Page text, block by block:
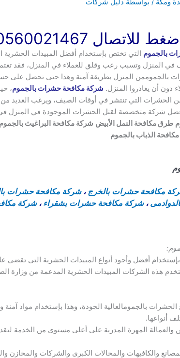
للاتصال 0560021467
بالجموم التي تختص بإستخدام أفضل المبيدات
المنزل وتسبب رعب وقلق للعملاء في المنزل، فقد
بالجموممن المنزل بطريقة آمنة وهذا حتى تحصل على
دون أن يغادروا المنزل. شركة مكافحة حشرات بالجموم،
من الحشرات التي تنتشر في أوقات الصيف، ويرغب العديد
شركة متخصصة لقتل الحشرات الموجودة في المنزل
طرق مكافحة النمل الأبيض شركة مكافحة البراغيث بالجموم
الذباب بالجموم
مكافحة حشرات بالخرج ،شركة مكافحة حشرات
، شركة مكافحة حشرات بشقراء ،شركة
أفضل وأجود أنواع المبيدات الحشرية التي تقضي
هذه الشركات المبيدات الحشرية المدعمة من وزارة
الحشرات بالجمومالعالية الجودة، وهذا بإستخدام مواد
أنواعها.
والعمالة المهرة المدربة على أعلى مستوى من الخدمة
والكافيهات والمحالات الكبرى والشركات والمخازن